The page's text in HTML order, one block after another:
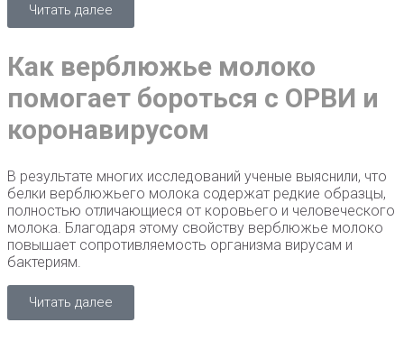
Читать далее
Как верблюжье молоко
помогает бороться с ОРВИ и
коронавирусом
В результате многих исследований ученые выяснили, что
белки верблюжьего молока содержат редкие образцы,
полностью отличающиеся от коровьего и человеческого
молока. Благодаря этому свойству верблюжье молоко
повышает сопротивляемость организма вирусам и
бактериям.
Читать далее